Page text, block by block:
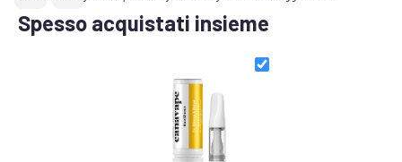
Spesso acquistati insieme